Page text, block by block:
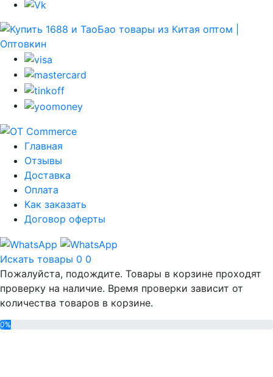
Главная
Отзывы
Доставка
Оплата
Как заказать
Договор оферты
Искать товары 0 0
Пожалуйста, подождите. Товары в корзине проходят
проверку на наличие. Время проверки зависит от
количества товаров в корзине.
0%